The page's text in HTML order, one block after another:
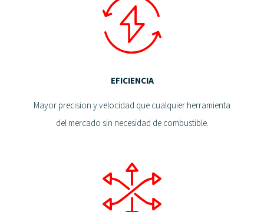
EFICIENCIA
Mayor precision y velocidad que cualquier herramienta
del mercado sin necesidad de combustible.